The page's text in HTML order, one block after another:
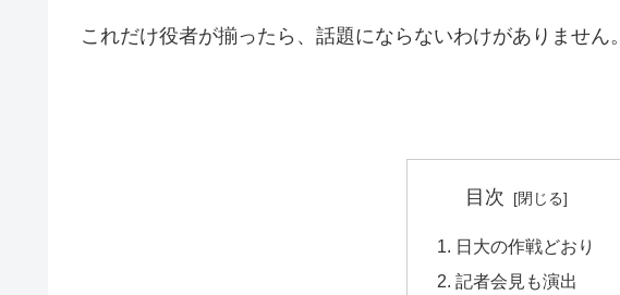
これだけ役者が揃ったら、話題にならないわけがありません。
目次
日大の作戦どおり
記者会見も演出